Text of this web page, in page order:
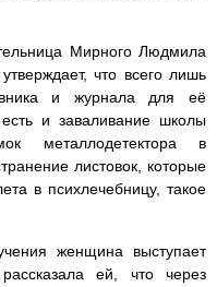
Мирного Людмила
что всего лишь
и журнала для её
и заваливание школы
металлодетектора в
листовок, которые
в психлечебницу, такое
женщина выступает
ей, что через